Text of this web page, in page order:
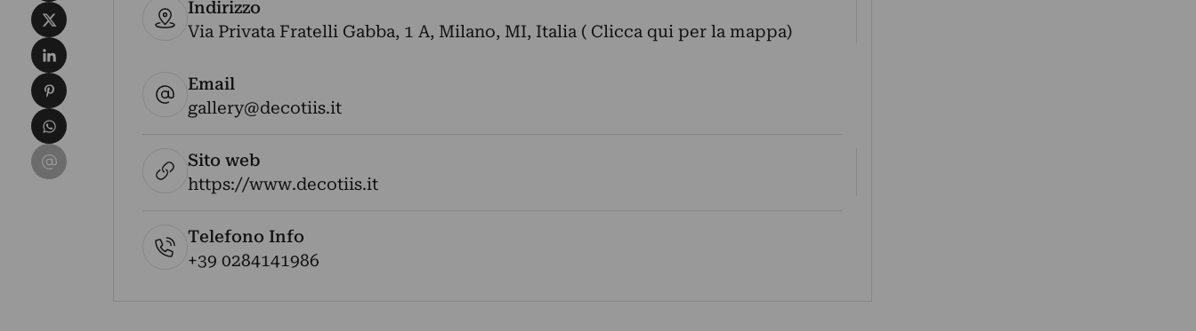
Indirizzo
Via Privata Fratelli Gabba, 1 A, Milano, MI, Italia ( Clicca qui per la mappa)
Email
gallery@decotiis.it
Sito web
https://www.decotiis.it
Telefono Info
+39 0284141986
Condividi su X
Condividi su LinkedIn
Condividi su Pinterest
Condividi su WhatsApp
Condividi su Email